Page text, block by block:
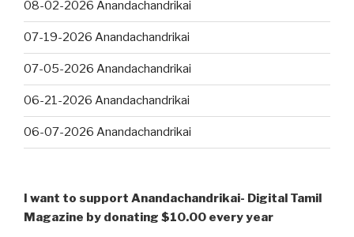
08-02-2026 Anandachandrikai
07-19-2026 Anandachandrikai
07-05-2026 Anandachandrikai
06-21-2026 Anandachandrikai
06-07-2026 Anandachandrikai
I want to support Anandachandrikai- Digital Tamil
Magazine by donating $10.00 every year